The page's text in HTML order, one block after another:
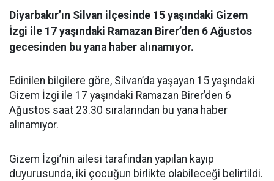
Diyarbakır’ın Silvan ilçesinde 15 yaşındaki Gizem
İzgi ile 17 yaşındaki Ramazan Birer’den 6 Ağustos
gecesinden bu yana haber alınamıyor.
Edinilen bilgilere göre, Silvan’da yaşayan 15 yaşındaki
Gizem İzgi ile 17 yaşındaki Ramazan Birer’den 6
Ağustos saat 23.30 sıralarından bu yana haber
alınamıyor.
Gizem İzgi’nin ailesi tarafından yapılan kayıp
duyurusunda, iki çocuğun birlikte olabileceği belirtildi.